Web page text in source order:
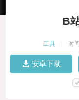
B
工具 时
安卓下载